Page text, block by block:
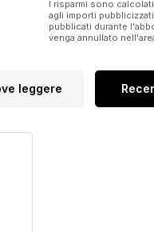
I risparmi sono
agli importi
pubblicati durante
venga annullato
leggere